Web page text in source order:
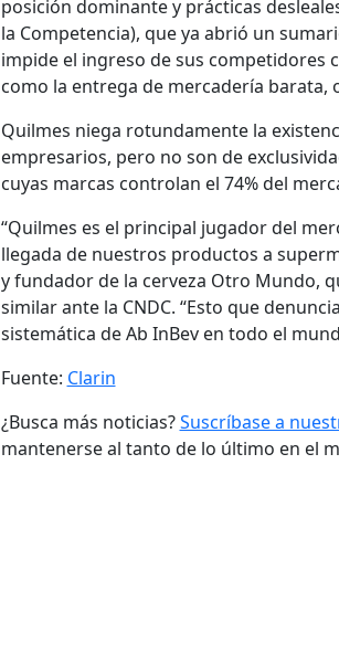
posición dominante y prácticas
la Competencia), que ya abrió un
impide el ingreso de sus competidores
como la entrega de mercadería barata,
Quilmes niega rotundamente la
empresarios, pero no son de
cuyas marcas controlan el 74% del
“Quilmes es el principal jugador del
llegada de nuestros productos a
y fundador de la cerveza Otro Mundo,
similar ante la CNDC. “Esto que
sistemática de Ab InBev en todo el
Fuente: Clarin
¿Busca más noticias?Suscríbase a
mantenerse al tanto de lo último en el